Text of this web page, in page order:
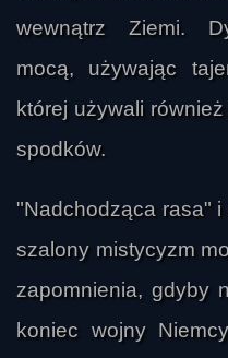
wewnątrz Ziemi.
mocą, używając
której używali
spodków.
"Nadchodząca rasa"
szalony mistycyzm
zapomnienia, gdyby
koniec wojny